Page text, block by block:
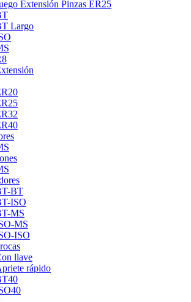
Extensión Pinzas ER25
Largo
BT
ISO
MS
MS
ISO
llave
rápido